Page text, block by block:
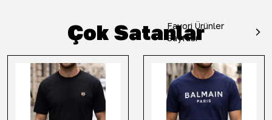
Çok Satanlar
Favori Ürünler
Sayfası